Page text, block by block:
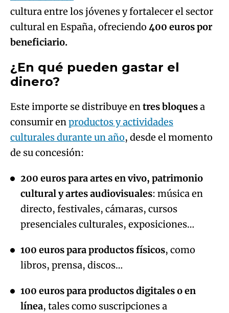
cultura entre los jóvenes y fortalecer el sector
cultural en España, ofreciendo 400 euros por
beneficiario.
¿En qué pueden gastar el
dinero?
Este importe se distribuye en tres bloquesa
consumir en productos y actividades
culturales durante un año, desde el momento
de su concesión:
200 euros para artes en vivo, patrimonio
cultural y artes audiovisuales: música en
directo, festivales, cámaras, cursos
presenciales culturales, exposiciones…
100 euros para productos físicos, como
libros, prensa, discos…
100 euros para productos digitales o en
línea, tales como suscripciones a